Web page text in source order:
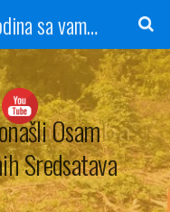
Radio Gradačac - 56 godina sa vama...
Osam
Sredsatava